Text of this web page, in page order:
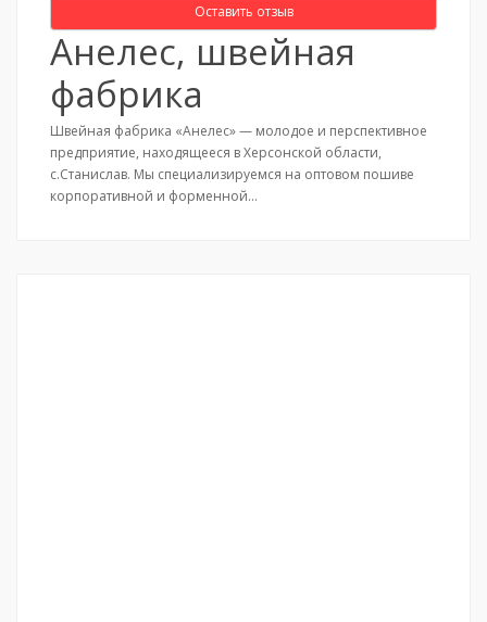
Оставить отзыв
Анелес, швейная
фабрика
Швейная фабрика «Анелес» — молодое и перспективное
предприятие, находящееся в Херсонской области,
с.Станислав. Мы специализируемся на оптовом пошиве
корпоративной и форменной…